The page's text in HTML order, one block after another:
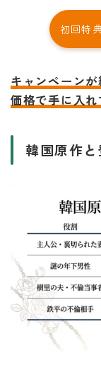
初回特
キャンペーン
価格で手に入れ
韓国原作